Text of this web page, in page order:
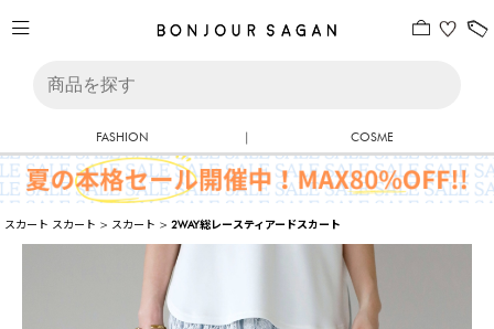
FASHION | COSME
スカート スカート > スカート >2WAY総レースティアードスカート